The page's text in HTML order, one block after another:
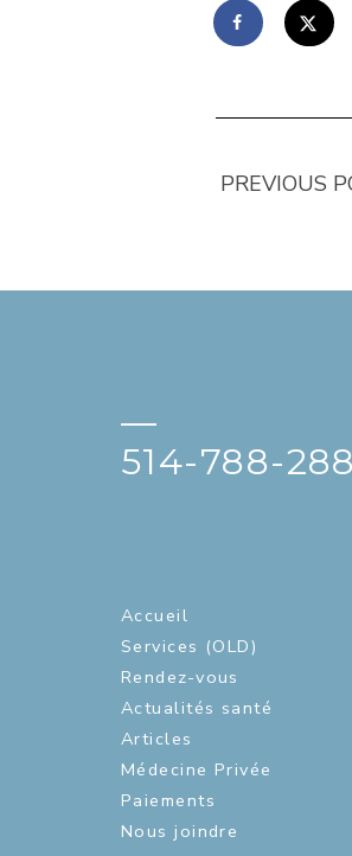
PREVIOUS
—
514-788-
Accueil
Services (OLD)
Rendez-vous
Actualités santé
Articles
Médecine Privée
Paiements
Nous joindre